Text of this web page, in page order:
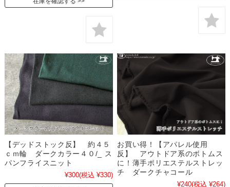
【デッドストック反】 約４５
ｃｍ輪 ダークカラー４０/_ ス
パンフライスニット
¥300(税込 ¥330)
お買い得！【アパレル使用
反】 アウトドア系のボトムス
に！薄手ポリエステルストレッ
チ ダークチャコール
¥240(税込 ¥264)